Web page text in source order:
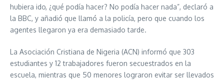
hubiera ido, ¿qué podía hacer? No podía hacer nada”, declaró a
la BBC, y añadió que llamó a la policía, pero que cuando los
agentes llegaron ya era demasiado tarde.
La Asociación Cristiana de Nigeria (ACN) informó que 303
estudiantes y 12 trabajadores fueron secuestrados en la
escuela, mientras que 50 menores lograron evitar ser llevados